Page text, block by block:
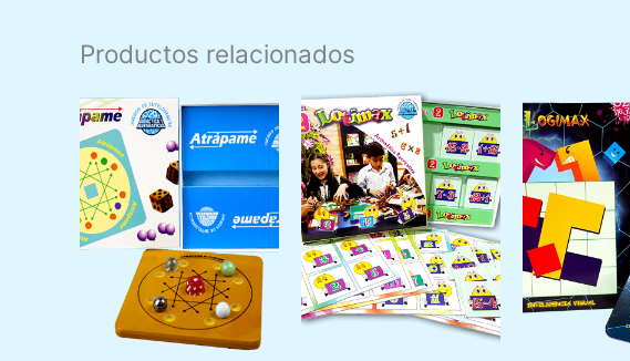
Productos relacionados